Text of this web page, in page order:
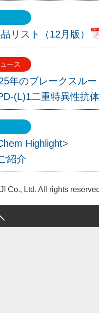
リスト（12月版）
年のブレークスル
(L)1二重特異性抗体
Highlight>
紹介
Co., Ltd. All rights